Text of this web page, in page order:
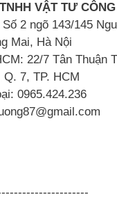
VẬT TƯ
2 ngõ 143/145
Mai, Hà Nội
22/7 Tân Thuận
Q. 7, TP. HCM
0965.424.236